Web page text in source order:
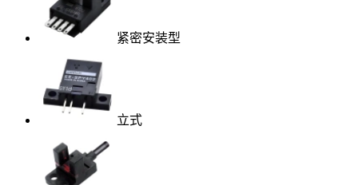
紧密安装型
立式